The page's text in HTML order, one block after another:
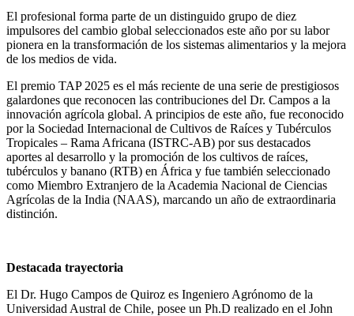
El profesional forma parte de un distinguido grupo de diez
impulsores del cambio global seleccionados este año por su labor
pionera en la transformación de los sistemas alimentarios y la mejora
de los medios de vida.
El premio TAP 2025 es el más reciente de una serie de prestigiosos
galardones que reconocen las contribuciones del Dr. Campos a la
innovación agrícola global. A principios de este año, fue reconocido
por la Sociedad Internacional de Cultivos de Raíces y Tubérculos
Tropicales – Rama Africana (ISTRC-AB) por sus destacados
aportes al desarrollo y la promoción de los cultivos de raíces,
tubérculos y banano (RTB) en África y fue también seleccionado
como Miembro Extranjero de la Academia Nacional de Ciencias
Agrícolas de la India (NAAS), marcando un año de extraordinaria
distinción.
Destacada trayectoria
El Dr. Hugo Campos de Quiroz es Ingeniero Agrónomo de la
Universidad Austral de Chile, posee un Ph.D realizado en el John